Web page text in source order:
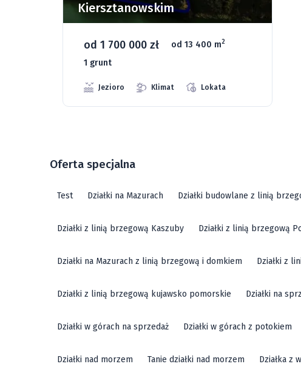
Kiersztanowskim
od 1 700 000 zł od 13 400 m2
1 grunt
Jezioro Klimat Lokata
Oferta specjalna
Test Działki na Mazurach Działki budowlane z linią
Działki z linią brzegową Kaszuby Działki z linią brzegową
Działki na Mazurach z linią brzegową i domkiem Działki z
Działki z linią brzegową kujawsko pomorskie Działki na
Działki w górach na sprzedaż Działki w górach z potokiem
Działki nad morzem Tanie działki nad morzem Działka z